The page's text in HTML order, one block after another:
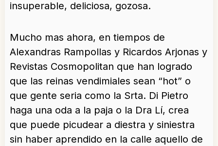
insuperable, deliciosa, gozosa.
Mucho mas ahora, en tiempos de
Alexandras Rampollas y Ricardos Arjonas y
Revistas Cosmopolitan que han logrado
que las reinas vendimiales sean “hot” o
que gente seria como la Srta. Di Pietro
haga una oda a la paja o la Dra Lí, crea
que puede picudear a diestra y siniestra
sin haber aprendido en la calle aquello de